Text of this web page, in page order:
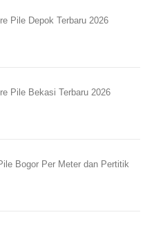
Pile Depok Terbaru 2026
Pile Bekasi Terbaru 2026
Bogor Per Meter dan Pertitik